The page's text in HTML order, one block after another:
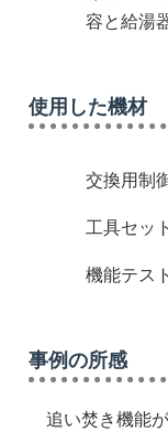
容と給湯
使用した機材
交換用制
工具セッ
機能テス
事例の所感
追い焚き機能